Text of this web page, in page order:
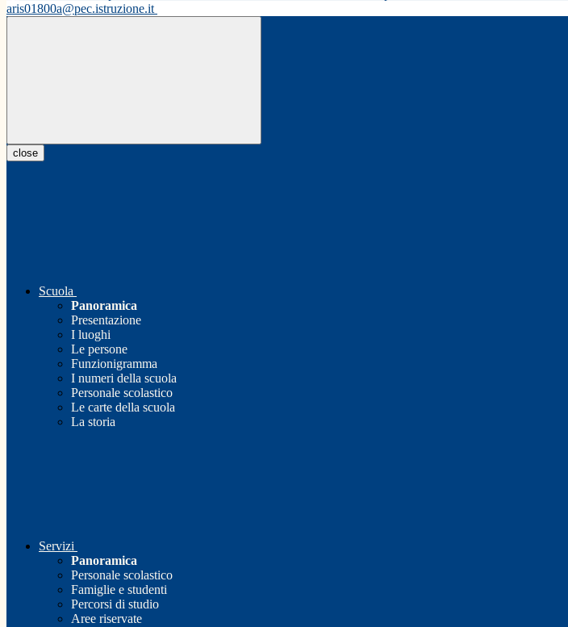
aris01800a@pec.istruzione.it
close
Scuola
Panoramica
Presentazione
I luoghi
Le persone
Funzionigramma
I numeri della scuola
Personale scolastico
Le carte della scuola
La storia
Servizi
Panoramica
Personale scolastico
Famiglie e studenti
Percorsi di studio
Aree riservate